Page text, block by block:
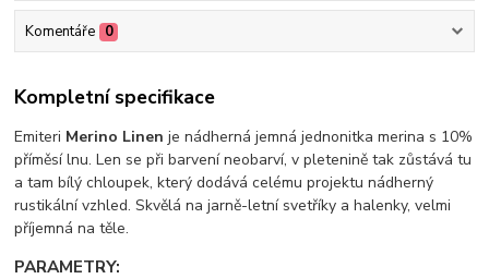
Komentáře 0
Kompletní specifikace
Emiteri Merino Linen je nádherná jemná jednonitka merina s 10%
příměsí lnu. Len se při barvení neobarví, v pletenině tak zůstává tu
a tam bílý chloupek, který dodává celému projektu nádherný
rustikální vzhled. Skvělá na jarně-letní svetříky a halenky, velmi
příjemná na těle.
PARAMETRY: